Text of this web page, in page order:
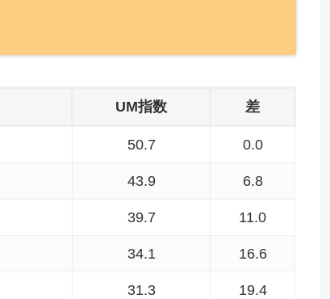
UM指数 差
50.7 0.0
43.9 6.8
39.7 11.0
34.1 16.6
31.3 19.4